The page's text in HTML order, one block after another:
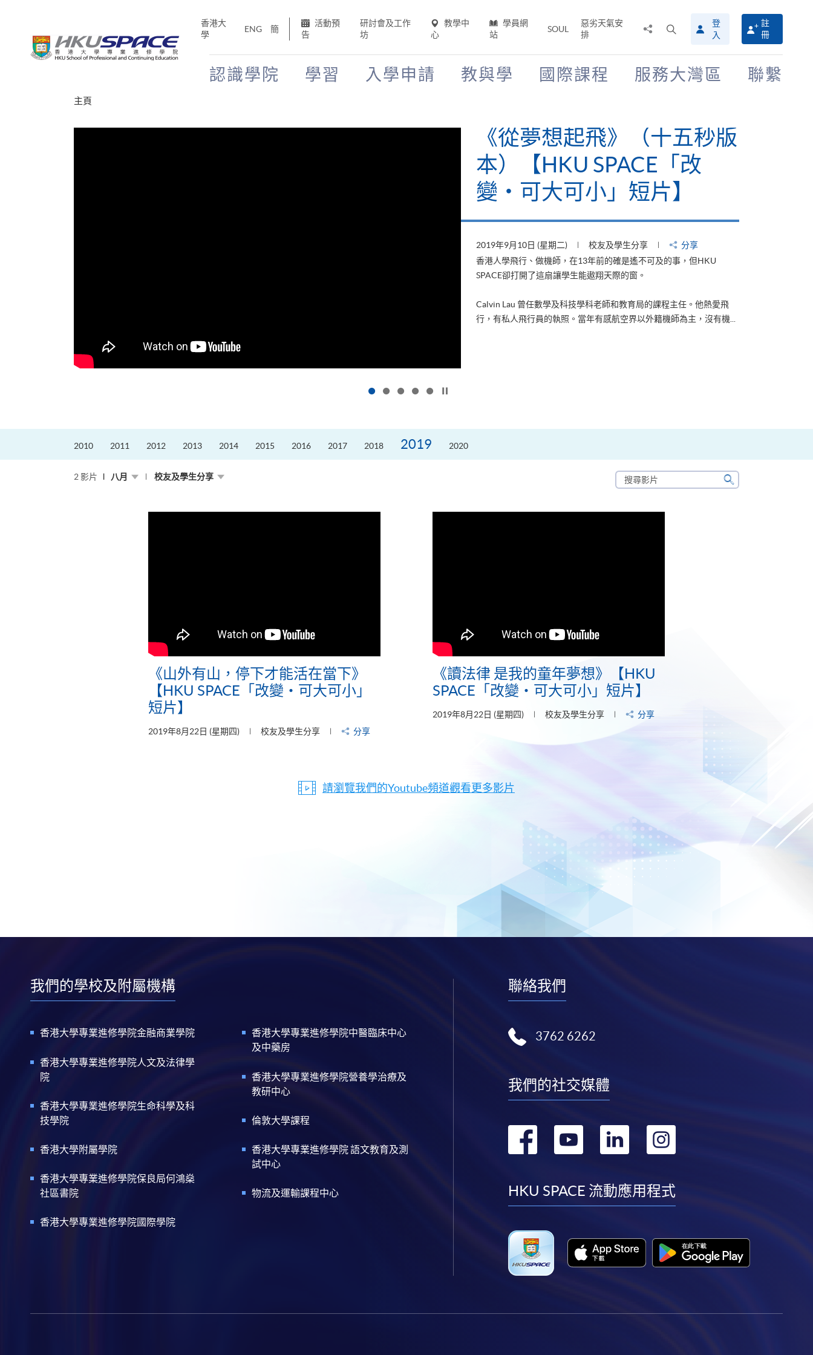
香港大
學
ENG 簡
活動預
告
研討會及工作
坊
教學中
心
學員網
站
SOUL
惡劣天氣安
排
搜
尋
介
登
入
註
冊
認識學院 學習 入學申請 教與學 國際課程 服務大灣區 聯繫
主頁
《山外有山，停下才能活在
當下》【HKU SPACE「改
變‧可大可小」短片】
2019年8月22日 (星期四) 校友及學生分享
分享
山外有山，停下才能活在當下
好的生活。救護員Stone到HKU SPACE進修體育運動課程前，這也是他
的標準答案。香港生活太快太急速，有時令我們欠缺了聆聽內心的空...
2010 2011 2012 2013 2014 2015 2016 2017 2018 2019 2020
2 影片 八月 校友及學生分享
搜
尋
片
搜
《山外有山，停下才能活在當下》
【HKU SPACE「改變‧可大可小」
短片】
2019年8月22日 (星期四) 校友及學生分享 分享
《讀法律 是我的童年夢想》【HKU
SPACE「改變‧可大可小」短片】
2019年8月22日 (星期四) 校友及學生分享 分享
請瀏覽我們的Youtube頻道觀看更多影片
我們的學校及附屬機構
香港大學專業進修學院金融商業學院
香港大學專業進修學院人文及法律學
院
香港大學專業進修學院生命科學及科
技學院
香港大學附屬學院
香港大學專業進修學院保良局何鴻燊
社區書院
香港大學專業進修學院國際學院
香港大學專業進修學院中醫臨床中心
及中藥房
香港大學專業進修學院營養學治療及
教研中心
倫敦大學課程
香港大學專業進修學院 語文教育及測
試中心
物流及運輸課程中心
聯絡我們
3762 6262
我們的社交媒體
轉
facebook
轉
youtube
轉
linkedin
轉
instagram
HKU SPACE 流動應用程式